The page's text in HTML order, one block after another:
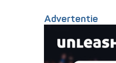
Advertentie